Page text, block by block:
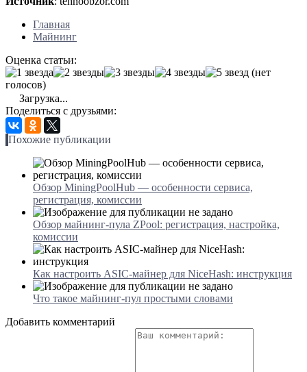
Главная
Майнинг
Оценка статьи:
(нет
голосов)
Загрузка...
Поделиться с друзьями:
Похожие публикации
Обзор MiningPoolHub — особенности сервиса,
регистрация, комиссии
Обзор майнинг-пула ZPool: регистрация, настройка,
комиссии
Как настроить ASIC-майнер для NiceHash: инструкция
Что такое майнинг-пул простыми словами
Добавить комментарий